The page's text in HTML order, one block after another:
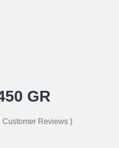
GR
Customer Reviews )